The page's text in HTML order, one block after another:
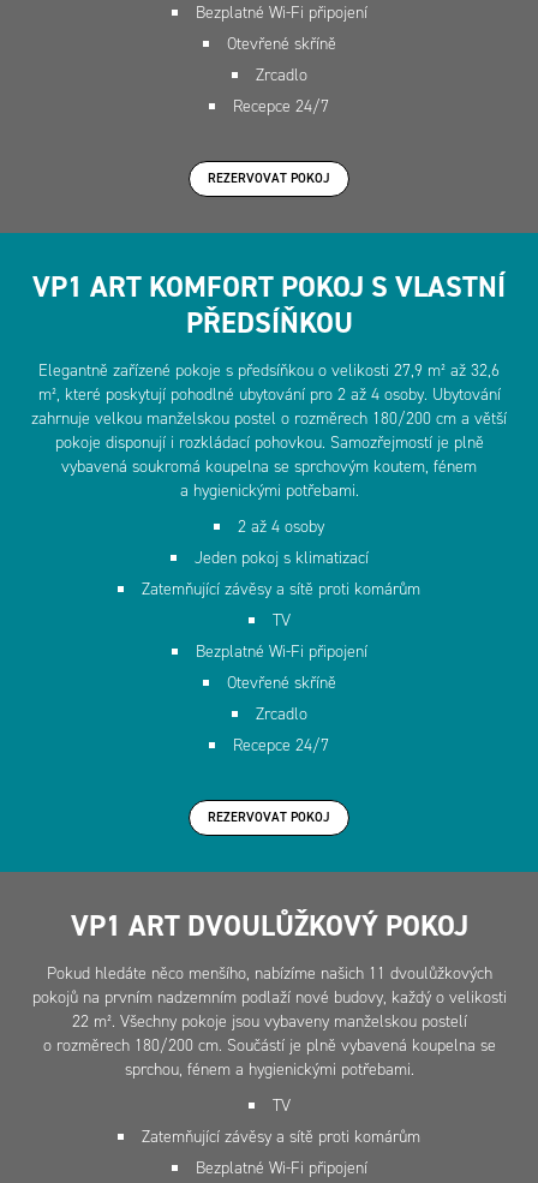
Bezplatné Wi-Fi připojení
Otevřené skříně
Zrcadlo
Recepce 24/7
REZERVOVAT POKOJ
VP1 ART KOMFORT POKOJ S VLASTNÍ
PŘEDSÍŇKOU
Elegantně zařízené pokoje s předsíňkou o velikosti 27,9 m² až 32,6
m², které poskytují pohodlné ubytování pro 2 až 4 osoby. Ubytování
zahrnuje velkou manželskou postel o rozměrech 180/200 cm a větší
pokoje disponují i rozkládací pohovkou. Samozřejmostí je plně
vybavená soukromá koupelna se sprchovým koutem, fénem
a hygienickými potřebami.
2 až 4 osoby
Jeden pokoj s klimatizací
Zatemňující závěsy a sítě proti komárům
TV
Bezplatné Wi-Fi připojení
Otevřené skříně
Zrcadlo
Recepce 24/7
REZERVOVAT POKOJ
VP1 ART DVOULŮŽKOVÝ POKOJ
Pokud hledáte něco menšího, nabízíme našich 11 dvoulůžkových
pokojů na prvním nadzemním podlaží nové budovy, každý o velikosti
22 m². Všechny pokoje jsou vybaveny manželskou postelí
o rozměrech 180/200 cm. Součástí je plně vybavená koupelna se
sprchou, fénem a hygienickými potřebami.
TV
Zatemňující závěsy a sítě proti komárům
Bezplatné Wi-Fi připojení